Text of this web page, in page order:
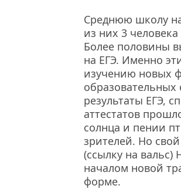
Среднюю школу
из них 3
Более половины
на ЕГЭ. Именно
изучению новых
образовательных
результаты ЕГЭ,
аттестатов
солнца и пении
зрителей. Но
(ссылку на вальс)
началом новой
форме.